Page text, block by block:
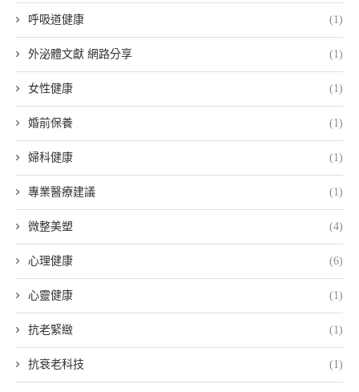
呼吸道健康 (1)
外泌體文獻 網路分享 (1)
女性健康 (1)
婚前保養 (1)
婦科健康 (1)
專業醫療建議 (1)
微整美塑 (4)
心理健康 (6)
心靈健康 (1)
抗老緊緻 (1)
抗衰老科技 (1)